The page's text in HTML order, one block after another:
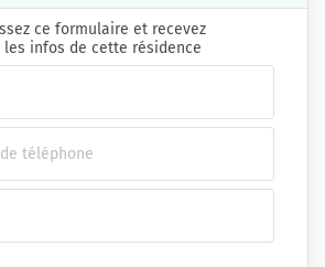
ce formulaire et recevez
infos de cette résidence